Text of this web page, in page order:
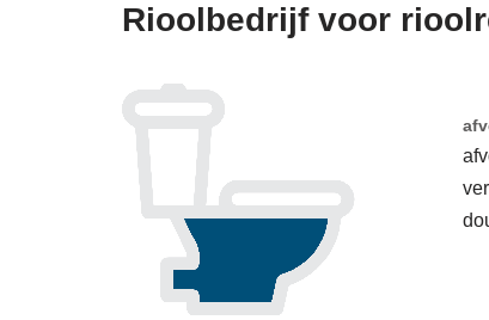
Rioolbedrijf voor